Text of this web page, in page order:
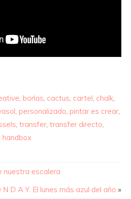
, borlas, cactus, cartel, chalk,
, personalizado, pintar es crear,
, transfer, transfer directo,
handbox
nuestra escalera
N D A Y. El lunes más azul del año »